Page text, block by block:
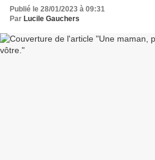
Publié le 28/01/2023 à 09:31
Par Lucile Gauchers